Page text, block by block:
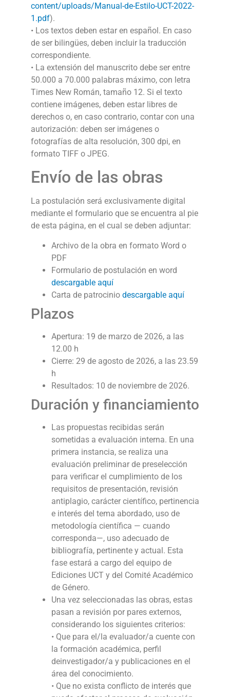
content/uploads/Manual-de-Estilo-UCT-2022-
1.pdf).
• Los textos deben estar en español. En caso
de ser bilingües, deben incluir la traducción
correspondiente.
• La extensión del manuscrito debe ser entre
50.000 a 70.000 palabras máximo, con letra
Times New Román, tamaño 12. Si el texto
contiene imágenes, deben estar libres de
derechos o, en caso contrario, contar con una
autorización: deben ser imágenes o
fotografías de alta resolución, 300 dpi, en
formato TIFF o JPEG.
Envío de las obras
La postulación será exclusivamente digital
mediante el formulario que se encuentra al pie
de esta página, en el cual se deben adjuntar:
Archivo de la obra en formato Word o
PDF
Formulario de postulación en word
descargable aquí
Carta de patrocinio descargable aquí
Plazos
Apertura: 19 de marzo de 2026, a las
12.00 h
Cierre: 29 de agosto de 2026, a las 23.59
h
Resultados: 10 de noviembre de 2026.
Duración y financiamiento
Las propuestas recibidas serán
sometidas a evaluación interna. En una
primera instancia, se realiza una
evaluación preliminar de preselección
para verificar el cumplimiento de los
requisitos de presentación, revisión
antiplagio, carácter científico, pertinencia
e interés del tema abordado, uso de
metodología científica — cuando
corresponda—, uso adecuado de
bibliografía, pertinente y actual. Esta
fase estará a cargo del equipo de
Ediciones UCT y del Comité Académico
de Género.
Una vez seleccionadas las obras, estas
pasan a revisión por pares externos,
considerando los siguientes criterios:
• Que para el/la evaluador/a cuente con
la formación académica, perfil
deinvestigador/a y publicaciones en el
área del conocimiento.
• Que no exista conflicto de interés que